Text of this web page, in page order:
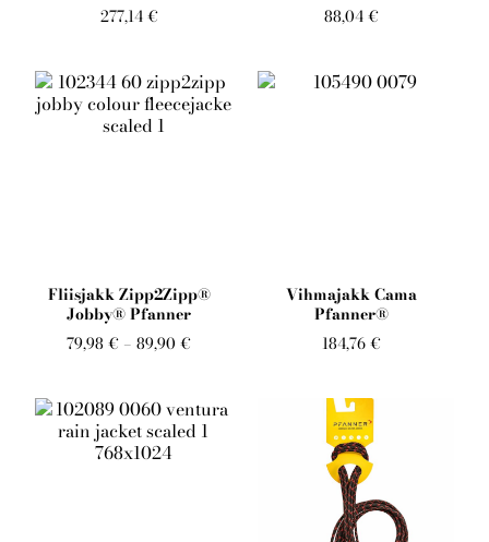
277,14 €
88,04 €
Fliisjakk Zipp2Zipp®
Jobby® Pfanner
79,98 € – 89,90 €
Vihmajakk Cama
Pfanner®
184,76 €